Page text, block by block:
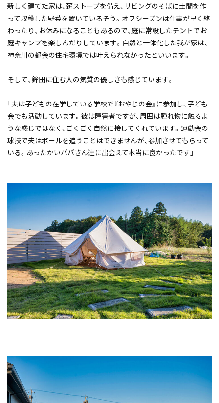
新しく建てた家は、薪ストーブを備え、リビングのそばに土間を作
って収穫した野菜を置いているそう。オフシーズンは仕事が早く終
わったり、お休みになることもあるので、庭に常設したテントでお
庭キャンプを楽しんだりしています。自然と一体化した我が家は、
神奈川の都会の住宅環境では叶えられなかったといいます。
そして、鉾田に住む人の気質の優しさも感じています。
「夫は子どもの在学している学校で『おやじの会』に参加し、子ども
会でも活動しています。彼は障害者ですが、周囲は腫れ物に触るよ
うな感じではなく、ごくごく自然に接してくれています。運動会の
球技で夫はボールを追うことはできませんが、参加させてもらって
いる。あったかいパパさん達に出会えて本当に良かったです」